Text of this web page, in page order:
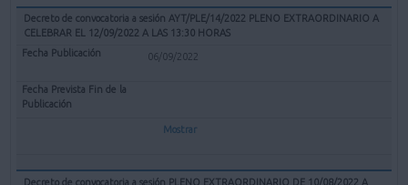
Decreto de convocatoria a sesión AYT/PLE/14/2022 PLENO EXTRAORDINARIO A
CELEBRAR EL 12/09/2022 A LAS 13:30 HORAS
06/09/2022
Mostrar
Decreto de convocatoria a sesión PLENO EXTRAORDINARIO DE 10/08/2022 A